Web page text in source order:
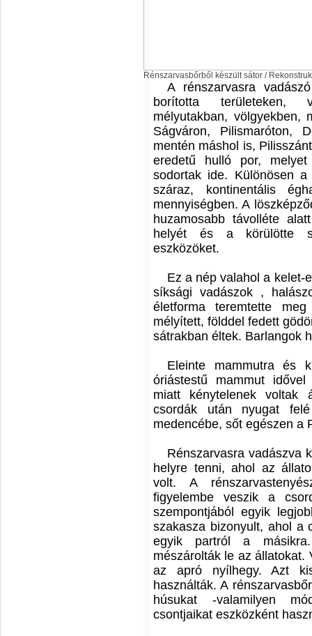
Rénszarvasbőrből készült sátor /
A rénszarvasra
borította területeken,
mélyutakban, völgyekben,
Ságváron, Pilismaróton,
mentén máshol is,
eredetű hulló por,
sodortak ide. Különösen
száraz, kontinentális
mennyiségben. A
huzamosabb távolléte
helyét és a körülötte
eszközöket.
Ez a nép valahol a kelet-
síksági vadászok ,
életforma teremtette
mélyített, földdel fedett
sátrakban éltek. Barlangok
Eleinte mammutra és
óriástestű mammut
miatt kénytelenek voltak
csordák után nyugat
medencébe, sőt egészen a
Rénszarvasra vadászva
helyre tenni, ahol az
volt. A
figyelembe veszik a
szempontjából egyik
szakasza bizonyult, ahol a
egyik partról a
mészárolták le az állatokat.
az apró nyílhegy. Azt
használták. A
húsukat -valamilyen
csontjaikat eszközként